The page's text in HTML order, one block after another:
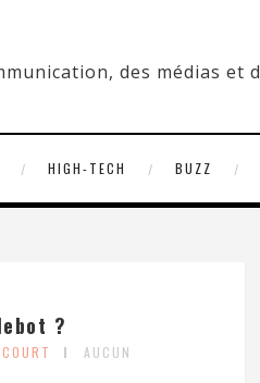
HIGH-TECH BUZZ
?
AUCUN